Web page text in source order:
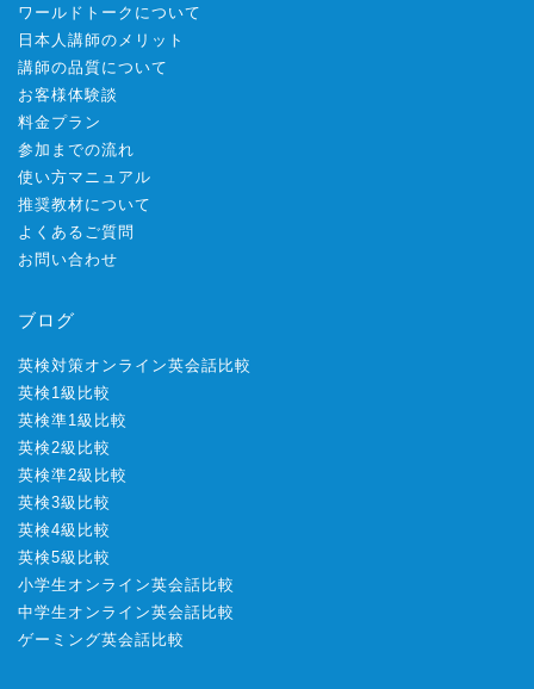
ワールドトークについて
日本人講師のメリット
講師の品質について
お客様体験談
料金プラン
参加までの流れ
使い方マニュアル
推奨教材について
よくあるご質問
お問い合わせ
ブログ
英検対策オンライン英会話比較
英検1級比較
英検準1級比較
英検2級比較
英検準2級比較
英検3級比較
英検4級比較
英検5級比較
小学生オンライン英会話比較
中学生オンライン英会話比較
ゲーミング英会話比較